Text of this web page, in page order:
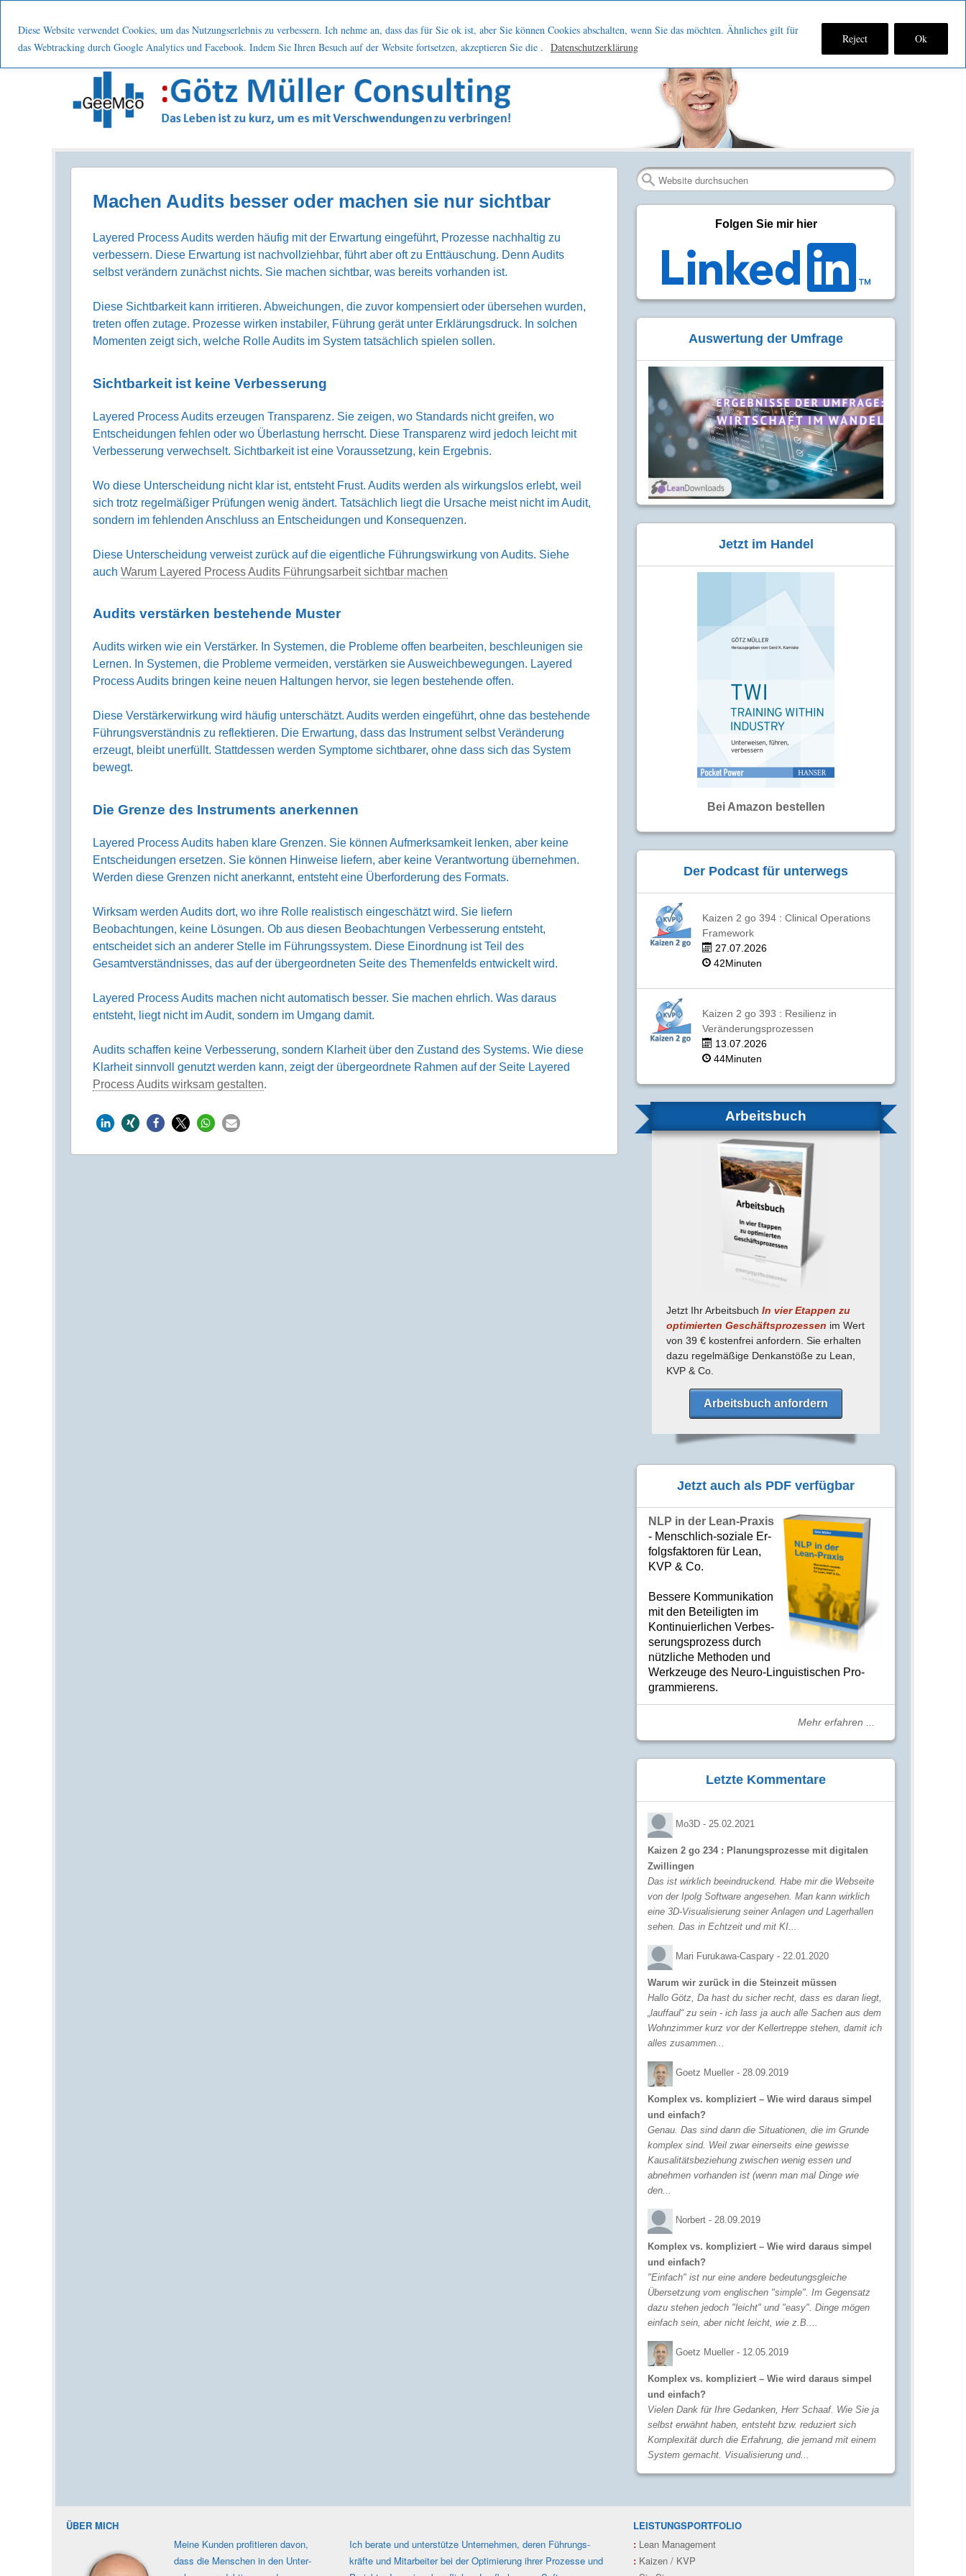
Diese Website verwendet Cookies, um das Nutzungserlebnis zu verbessern. Ich nehme an, dass das für Sie ok ist, aber Sie können Cookies abschalten, wenn Sie das möchten. Ähnliches gilt für
das Webtracking durch Google Analytics und Facebook. Indem Sie Ihren Besuch auf der Website fortsetzen, akzeptieren Sie die . Datenschutzerklärung
Reject Ok
Menu
Start
Leistung Nutzen Über mich Netzwerk Kontakt Blog
Podcast
Fan Verbinden
RSS-
Prozesse . Systematisch . Kontinuierlich . Verbessern
Search
Machen Audits besser oder machen sie nur sichtbar
Layered Process Audits werden häufig mit der Erwartung eingeführt, Prozesse nachhaltig zu
verbessern. Diese Erwartung ist nachvollziehbar, führt aber oft zu Enttäuschung. Denn Audits
selbst verändern zunächst nichts. Sie machen sichtbar, was bereits vorhanden ist.
Diese Sichtbarkeit kann irritieren. Abweichungen, die zuvor kompensiert oder übersehen wurden,
treten offen zutage. Prozesse wirken instabiler, Führung gerät unter Erklärungsdruck. In solchen
Momenten zeigt sich, welche Rolle Audits im System tatsächlich spielen sollen.
Sichtbarkeit ist keine Verbesserung
Layered Process Audits erzeugen Transparenz. Sie zeigen, wo Standards nicht greifen, wo
Entscheidungen fehlen oder wo Überlastung herrscht. Diese Transparenz wird jedoch leicht mit
Verbesserung verwechselt. Sichtbarkeit ist eine Voraussetzung, kein Ergebnis.
Wo diese Unterscheidung nicht klar ist, entsteht Frust. Audits werden als wirkungslos erlebt, weil
sich trotz regelmäßiger Prüfungen wenig ändert. Tatsächlich liegt die Ursache meist nicht im Audit,
sondern im fehlenden Anschluss an Entscheidungen und Konsequenzen.
Diese Unterscheidung verweist zurück auf die eigentliche Führungswirkung von Audits. Siehe
auch Warum Layered Process Audits Führungsarbeit sichtbar machen
Audits verstärken bestehende Muster
Audits wirken wie ein Verstärker. In Systemen, die Probleme offen bearbeiten, beschleunigen sie
Lernen. In Systemen, die Probleme vermeiden, verstärken sie Ausweichbewegungen. Layered
Process Audits bringen keine neuen Haltungen hervor, sie legen bestehende offen.
Diese Verstärkerwirkung wird häufig unterschätzt. Audits werden eingeführt, ohne das bestehende
Führungsverständnis zu reflektieren. Die Erwartung, dass das Instrument selbst Veränderung
erzeugt, bleibt unerfüllt. Stattdessen werden Symptome sichtbarer, ohne dass sich das System
bewegt.
Die Grenze des Instruments anerkennen
Layered Process Audits haben klare Grenzen. Sie können Aufmerksamkeit lenken, aber keine
Entscheidungen ersetzen. Sie können Hinweise liefern, aber keine Verantwortung übernehmen.
Werden diese Grenzen nicht anerkannt, entsteht eine Überforderung des Formats.
Wirksam werden Audits dort, wo ihre Rolle realistisch eingeschätzt wird. Sie liefern
Beobachtungen, keine Lösungen. Ob aus diesen Beobachtungen Verbesserung entsteht,
entscheidet sich an anderer Stelle im Führungssystem. Diese Einordnung ist Teil des
Gesamtverständnisses, das auf der übergeordneten Seite des Themenfelds entwickelt wird.
Layered Process Audits machen nicht automatisch besser. Sie machen ehrlich. Was daraus
entsteht, liegt nicht im Audit, sondern im Umgang damit.
Audits schaffen keine Verbesserung, sondern Klarheit über den Zustand des Systems. Wie diese
Klarheit sinnvoll genutzt werden kann, zeigt der übergeordnete Rahmen auf der Seite Layered
Process Audits wirksam gestalten.
Folgen Sie mir hier
Auswertung der Umfrage
Jetzt im Handel
Bei Amazon bestellen
Der Podcast für unterwegs
Kaizen 2 go 394 : Clinical Operations
Framework
27.07.2026
42Minuten
Kaizen 2 go 393 : Resilienz in
Veränderungsprozessen
13.07.2026
44Minuten
Arbeitsbuch
Jetzt Ihr Arbeitsbuch In vier Etappen zu
optimierten Geschäfts­prozessen im Wert
von 39 € kostenfrei anfordern. Sie erhalten
dazu regel­mäßige Denk­anstöße zu Lean,
KVP & Co.
Arbeitsbuch anfordern
Jetzt auch als PDF verfügbar
NLP in der Lean-Praxis
- Mensch­lich-soziale Er­
folgs­fak­to­ren für Lean,
KVP & Co.
Bes­se­re Kom­­mu­­ni­ka­tion
mit den Betei­lig­ten im
Kon­ti­nuier­li­chen Ver­bes­
se­rungs­­pro­­zess durch
nütz­­liche Me­­tho­­den und
Werk­­zeuge des Neuro-Linguis­­ti­schen Pro­­
gram­­mie­­rens.
Mehr erfahren ...
Letzte Kommentare
Mo3D - 25.02.2021
Kaizen 2 go 234 : Planungsprozesse mit digitalen
Zwillingen
Das ist wirklich beeindruckend. Habe mir die Webseite
von der Ipolg Software angesehen. Man kann wirklich
eine 3D-Visualisierung seiner Anlagen und Lagerhallen
sehen. Das in Echtzeit und mit KI...
Mari Furukawa-Caspary - 22.01.2020
Warum wir zurück in die Steinzeit müssen
Hallo Götz, Da hast du sicher recht, dass es daran liegt,
„lauffaul“ zu sein - ich lass ja auch alle Sachen aus dem
Wohnzimmer kurz vor der Kellertreppe stehen, damit ich
alles zusammen...
Goetz Mueller - 28.09.2019
Komplex vs. kompliziert – Wie wird daraus simpel
und einfach?
Genau. Das sind dann die Situationen, die im Grunde
komplex sind. Weil zwar einerseits eine gewisse
Kausalitätsbeziehung zwischen wenig essen und
abnehmen vorhanden ist (wenn man mal Dinge wie
den...
Norbert - 28.09.2019
Komplex vs. kompliziert – Wie wird daraus simpel
und einfach?
"Einfach" ist nur eine andere bedeutungsgleiche
Übersetzung vom englischen "simple". Im Gegensatz
dazu stehen jedoch "leicht" und "easy". Dinge mögen
einfach sein, aber nicht leicht, wie z.B....
Goetz Mueller - 12.05.2019
Komplex vs. kompliziert – Wie wird daraus simpel
und einfach?
Vielen Dank für Ihre Gedanken, Herr Schaaf. Wie Sie ja
selbst erwähnt haben, entsteht bzw. reduziert sich
Komplexität durch die Erfahrung, die jemand mit einem
System gemacht. Visualisierung und...
ÜBER MICH
Meine Kunden profi­tieren davon,
dass die Men­schen in den Unter­
Ich berate und unterstütze Unter­nehmen, deren Füh­rungs­
kräfte und Mit­arbeiter bei der Optimie­rung ihrer Prozesse und
LEISTUNGSPORTFOLIO
:Lean Management
:Kaizen / KVP